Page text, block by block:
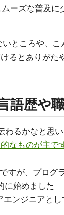
ーズな普及に
ところや、
るとありがた
語歴や
わるかなと思
なものが主です
すが、プログ
に始めました
ンジニアとし